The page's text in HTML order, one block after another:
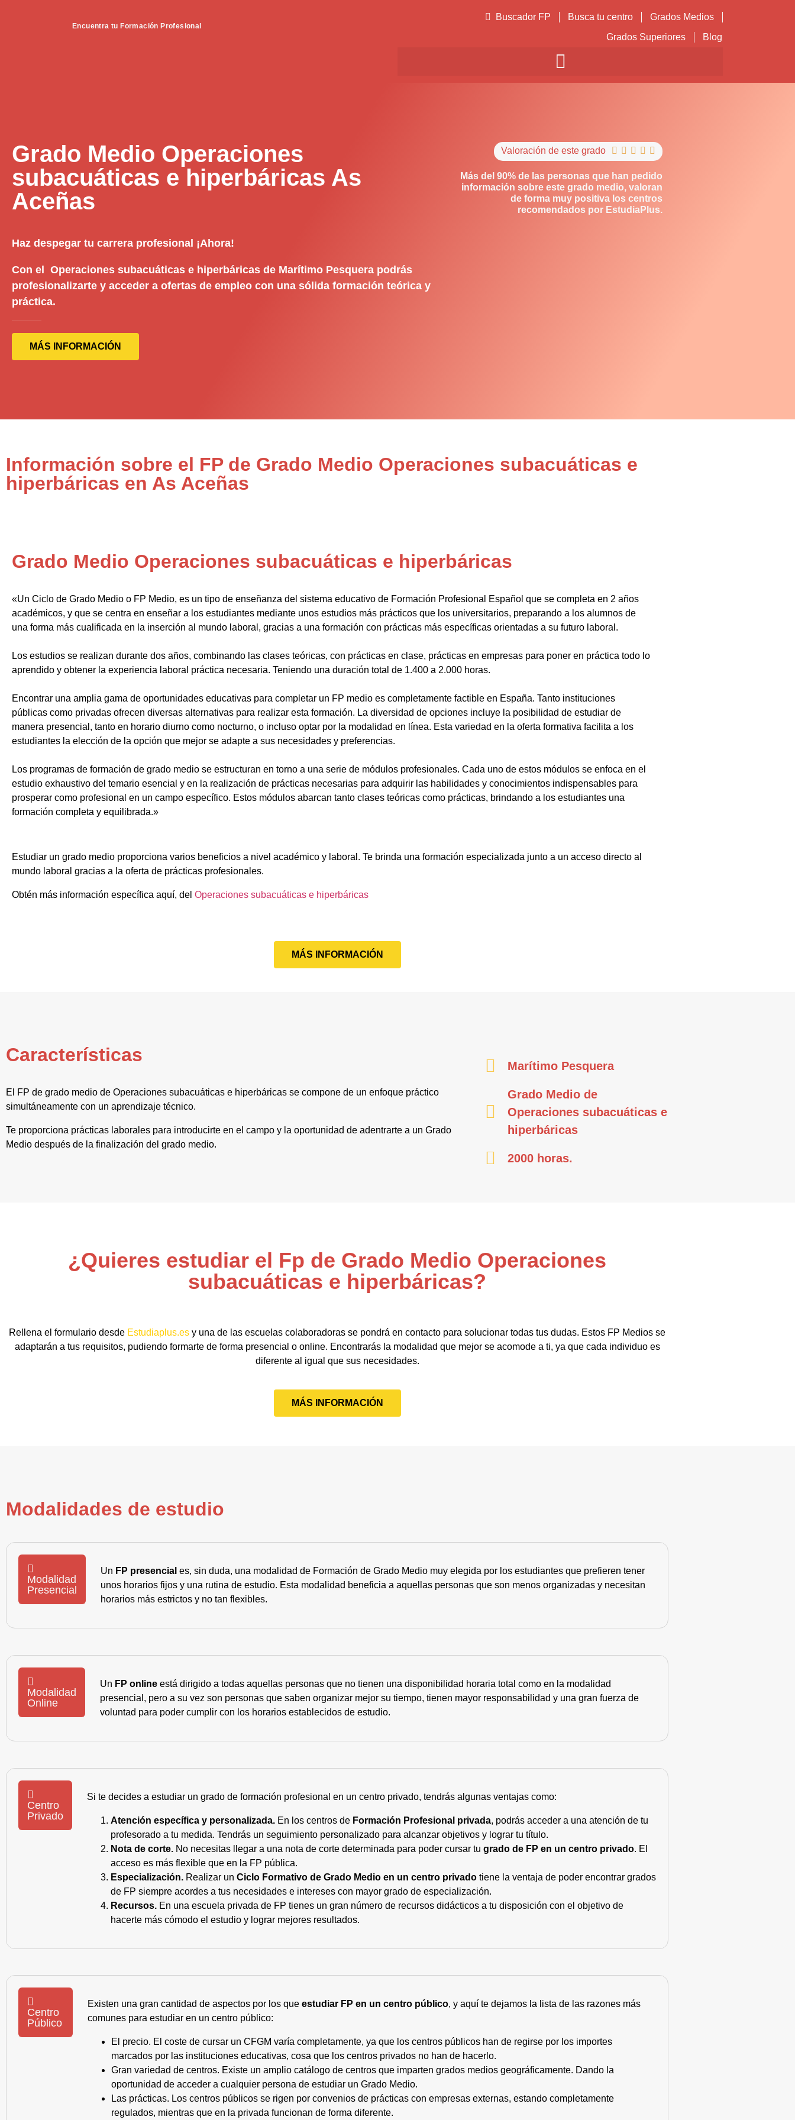
Encuentra tu Formación Profesional
Buscador FP Busca tu centro
Grados Medios
Grados Superiores
Blog
Grado Medio Operaciones
subacuáticas e hiperbáricas As
Aceñas
Haz despegar tu carrera profesional ¡Ahora!
Con el Operaciones subacuáticas e hiperbáricas de Marítimo Pesquera podrás
profesionalizarte y acceder a ofertas de empleo con una sólida formación teórica y
práctica.
MÁS INFORMACIÓN
Valoración de este grado     
Más del 90% de las personas que han pedido
información sobre este grado medio, valoran
de forma muy positiva los centros
recomendados por EstudiaPlus.
Información sobre el FP de Grado Medio Operaciones subacuáticas e
hiperbáricas en As Aceñas
Grado Medio Operaciones subacuáticas e hiperbáricas
«Un Ciclo de Grado Medio o FP Medio, es un tipo de enseñanza del sistema educativo de Formación Profesional Español que se completa en 2 años
académicos, y que se centra en enseñar a los estudiantes mediante unos estudios más prácticos que los universitarios, preparando a los alumnos de
una forma más cualificada en la inserción al mundo laboral, gracias a una formación con prácticas más específicas orientadas a su futuro laboral.
Los estudios se realizan durante dos años, combinando las clases teóricas, con prácticas en clase, prácticas en empresas para poner en práctica todo lo
aprendido y obtener la experiencia laboral práctica necesaria. Teniendo una duración total de 1.400 a 2.000 horas.
Encontrar una amplia gama de oportunidades educativas para completar un FP medio es completamente factible en España. Tanto instituciones
públicas como privadas ofrecen diversas alternativas para realizar esta formación. La diversidad de opciones incluye la posibilidad de estudiar de
manera presencial, tanto en horario diurno como nocturno, o incluso optar por la modalidad en línea. Esta variedad en la oferta formativa facilita a los
estudiantes la elección de la opción que mejor se adapte a sus necesidades y preferencias.
Los programas de formación de grado medio se estructuran en torno a una serie de módulos profesionales. Cada uno de estos módulos se enfoca en el
estudio exhaustivo del temario esencial y en la realización de prácticas necesarias para adquirir las habilidades y conocimientos indispensables para
prosperar como profesional en un campo específico. Estos módulos abarcan tanto clases teóricas como prácticas, brindando a los estudiantes una
formación completa y equilibrada.»
Estudiar un grado medio proporciona varios beneficios a nivel académico y laboral. Te brinda una formación especializada junto a un acceso directo al
mundo laboral gracias a la oferta de prácticas profesionales.
Obtén más información específica aquí, del Operaciones subacuáticas e hiperbáricas
MÁS INFORMACIÓN
Características
El FP de grado medio de Operaciones subacuáticas e hiperbáricas se compone de un enfoque práctico
simultáneamente con un aprendizaje técnico.
Te proporciona prácticas laborales para introducirte en el campo y la oportunidad de adentrarte a un Grado
Medio después de la finalización del grado medio.
Marítimo Pesquera
Grado Medio de
Operaciones subacuáticas e
hiperbáricas
2000 horas.
¿Quieres estudiar el Fp de Grado Medio Operaciones
subacuáticas e hiperbáricas?
Rellena el formulario desde Estudiaplus.es y una de las escuelas colaboradoras se pondrá en contacto para solucionar todas tus dudas. Estos FP Medios se
adaptarán a tus requisitos, pudiendo formarte de forma presencial o online. Encontrarás la modalidad que mejor se acomode a ti, ya que cada individuo es
diferente al igual que sus necesidades.
MÁS INFORMACIÓN
Modalidades de estudio
Modalidad
Presencial
Un FP presencial es, sin duda, una modalidad de Formación de Grado Medio muy elegida por los estudiantes que prefieren tener
unos horarios fijos y una rutina de estudio. Esta modalidad beneficia a aquellas personas que son menos organizadas y necesitan
horarios más estrictos y no tan flexibles.
Modalidad
Online
Un FP online está dirigido a todas aquellas personas que no tienen una disponibilidad horaria total como en la modalidad
presencial, pero a su vez son personas que saben organizar mejor su tiempo, tienen mayor responsabilidad y una gran fuerza de
voluntad para poder cumplir con los horarios establecidos de estudio.
Centro
Privado
Si te decides a estudiar un grado de formación profesional en un centro privado, tendrás algunas ventajas como:
Atención específica y personalizada. En los centros de Formación Profesional privada, podrás acceder a una atención de tu
profesorado a tu medida. Tendrás un seguimiento personalizado para alcanzar objetivos y lograr tu título.
Nota de corte. No necesitas llegar a una nota de corte determinada para poder cursar tu grado de FP en un centro privado. El
acceso es más flexible que en la FP pública.
Especialización. Realizar un Ciclo Formativo de Grado Medio en un centro privado tiene la ventaja de poder encontrar grados
de FP siempre acordes a tus necesidades e intereses con mayor grado de especialización.
Recursos. En una escuela privada de FP tienes un gran número de recursos didácticos a tu disposición con el objetivo de
hacerte más cómodo el estudio y lograr mejores resultados.
Centro
Público
Existen una gran cantidad de aspectos por los queestudiar FP en un centro público, y aquí te dejamos la lista de las razones más
comunes para estudiar en un centro público:
El precio. El coste de cursar un CFGM varía completamente, ya que los centros públicos han de regirse por los importes
marcados por las instituciones educativas, cosa que los centros privados no han de hacerlo.
Gran variedad de centros. Existe un amplio catálogo de centros que imparten grados medios geográficamente. Dando la
oportunidad de acceder a cualquier persona de estudiar un Grado Medio.
Las prácticas. Los centros públicos se rigen por convenios de prácticas con empresas externas, estando completamente
regulados, mientras que en la privada funcionan de forma diferente.